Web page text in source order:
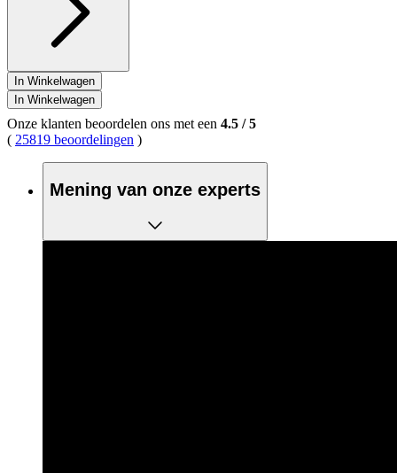
In Winkelwagen
In Winkelwagen
Onze klanten beoordelen ons met een 4.5 /5
( 25819 beoordelingen )
Mening van onze experts